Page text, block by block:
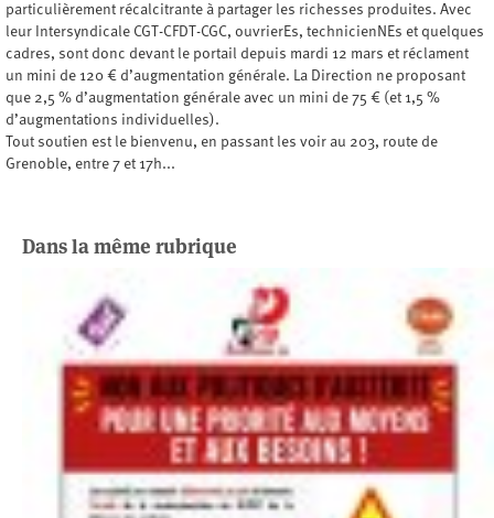
particulièrement récalcitrante à partager les richesses produites. Avec
leur Intersyndicale CGT-CFDT-CGC, ouvrierEs, technicienNEs et quelques
cadres, sont donc devant le portail depuis mardi 12 mars et réclament
un mini de 120 € d’augmentation générale. La Direction ne proposant
que 2,5 % d’augmentation générale avec un mini de 75 € (et 1,5 %
d’augmentations individuelles).
Tout soutien est le bienvenu, en passant les voir au 203, route de
Grenoble, entre 7 et 17h...
Dans la même rubrique